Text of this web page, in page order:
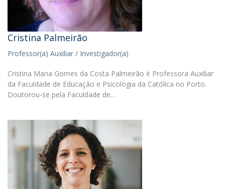
Cristina Palmeirão
Professor(a) Auxiliar / Investigador(a)
Cristina Maria Gomes da Costa Palmeirão é Professora Auxiliar
da Faculdade de Educação e Psicologia da Católica no Porto.
Doutorou-se pela Faculdade de…